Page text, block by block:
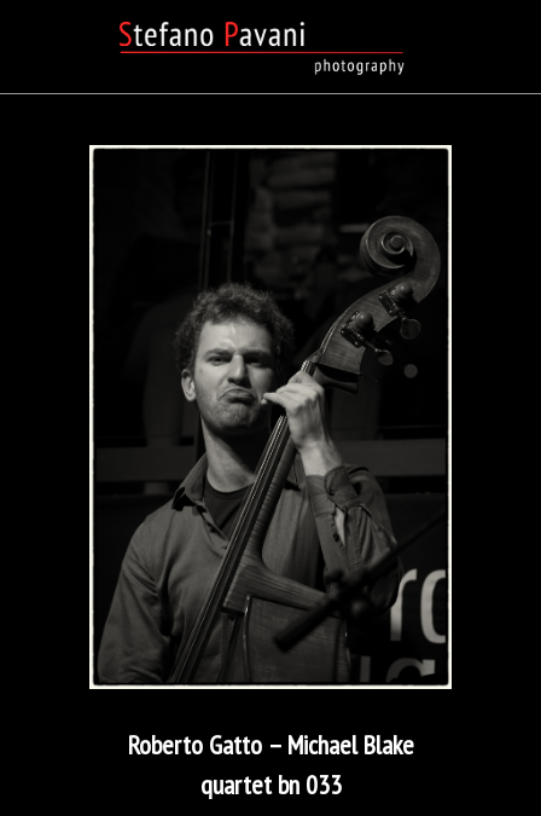
Roberto Gatto – Michael Blake
quartet bn 033